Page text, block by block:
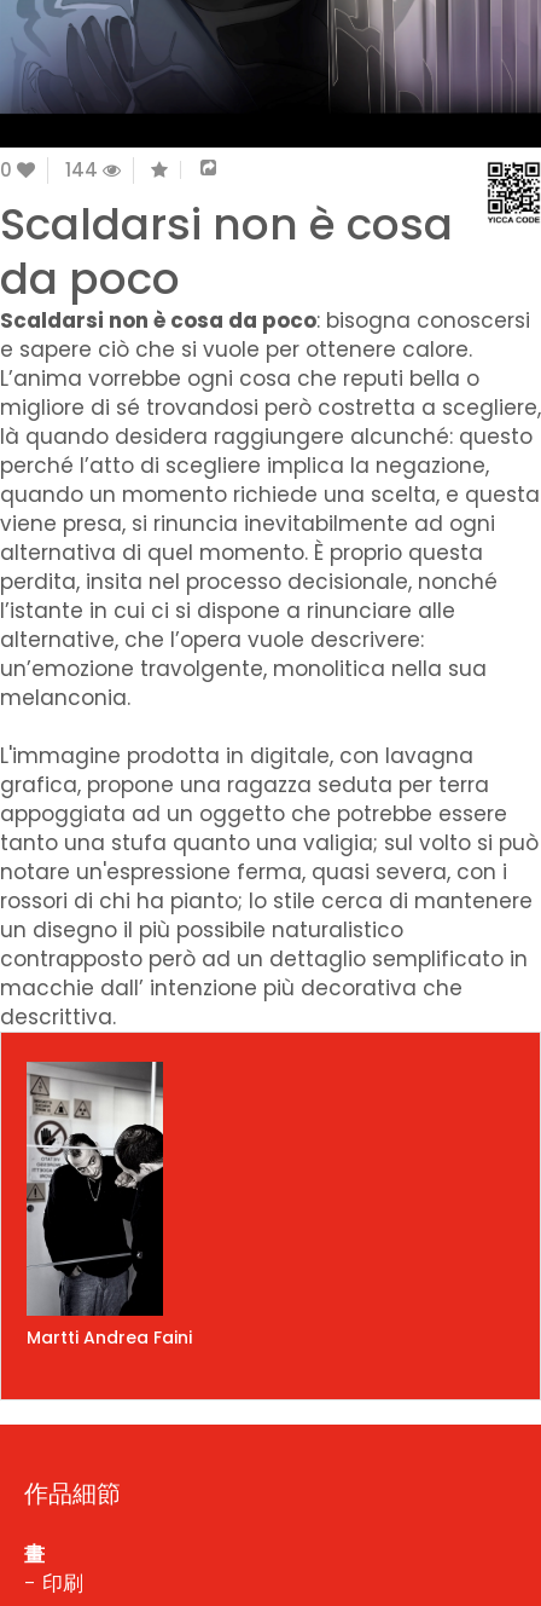
0 144
Scaldarsi non è cosa
da poco
Scaldarsi non è cosa da poco: bisogna conoscersi
e sapere ciò che si vuole per ottenere calore.
L’anima vorrebbe ogni cosa che reputi bella o
migliore di sé trovandosi però costretta a scegliere,
là quando desidera raggiungere alcunché: questo
perché l’atto di scegliere implica la negazione,
quando un momento richiede una scelta, e questa
viene presa, si rinuncia inevitabilmente ad ogni
alternativa di quel momento. È proprio questa
perdita, insita nel processo decisionale, nonché
l’istante in cui ci si dispone a rinunciare alle
alternative, che l’opera vuole descrivere:
un’emozione travolgente, monolitica nella sua
melanconia.
L'immagine prodotta in digitale, con lavagna
grafica, propone una ragazza seduta per terra
appoggiata ad un oggetto che potrebbe essere
tanto una stufa quanto una valigia; sul volto si può
notare un'espressione ferma, quasi severa, con i
rossori di chi ha pianto; lo stile cerca di mantenere
un disegno il più possibile naturalistico
contrapposto però ad un dettaglio semplificato in
macchie dall’ intenzione più decorativa che
descrittiva.
Martti Andrea Faini
作品細節
畫
- 印刷